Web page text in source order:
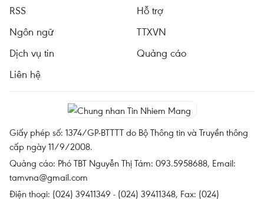
RSS
Hỗ trợ
Ngôn ngữ
TTXVN
Dịch vụ tin
Quảng cáo
Liên hệ
Giấy phép số: 1374/GP-BTTTT do Bộ Thông tin và Truyền thông
cấp ngày 11/9/2008.
Quảng cáo: Phó TBT Nguyễn Thị Tám: 093.5958688, Email:
tamvna@gmail.com
Điện thoại: (024) 39411349 - (024) 39411348, Fax: (024)